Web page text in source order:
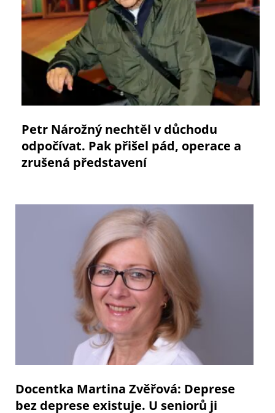
Petr Nárožný nechtěl v důchodu
odpočívat. Pak přišel pád, operace a
zrušená představení
Docentka Martina Zvěřová: Deprese
bez deprese existuje. U seniorů ji